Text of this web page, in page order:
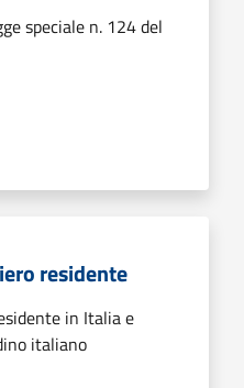
speciale n. 124 del
residente
in Italia e
italiano